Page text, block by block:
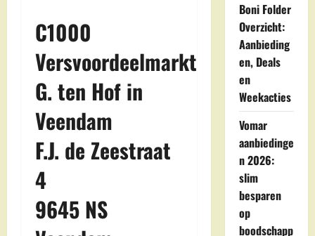
C1000
Versvoordeelmarkt
G. ten Hof in
Veendam
F.J. de Zeestraat
4
9645 NS
Boni Folder
Overzicht:
Aanbieding
en, Deals
en
Weekacties
Vomar
aanbiedinge
n 2026:
slim
besparen
op
boodschapp